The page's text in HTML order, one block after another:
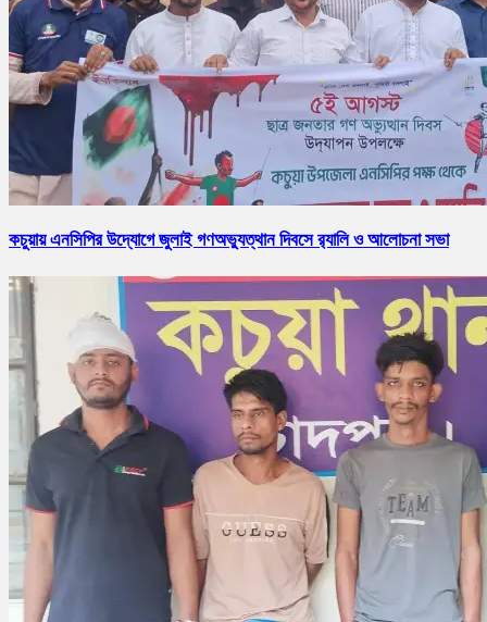
কচুয়ায় এনসিপির উদ্যোগে জুলাই গণঅভ্যুত্থান দিবসে র‌্যালি ও আলোচনা সভা